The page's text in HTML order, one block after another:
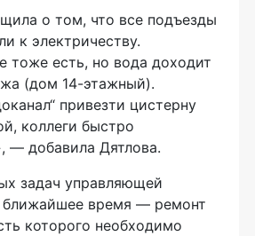
о том, что все подъезды
к электричеству.
тоже есть, но вода доходит
(дом 14-этажный).
привезти цистерну
коллеги быстро
— добавила Дятлова.
задач управляющей
ближайшее время — ремонт
которого необходимо